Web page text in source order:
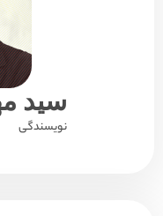
سید
نویسندگی